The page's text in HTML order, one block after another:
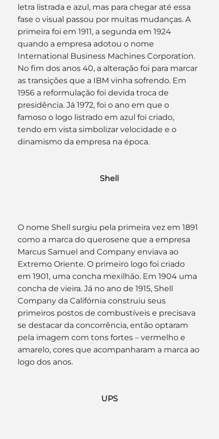
letra listrada e azul, mas para chegar até essa
fase o visual passou por muitas mudanças. A
primeira foi em 1911, a segunda em 1924
quando a empresa adotou o nome
International Business Machines Corporation.
No fim dos anos 40, a alteração foi para marcar
as transições que a IBM vinha sofrendo. Em
1956 a reformulação foi devida troca de
presidência. Já 1972, foi o ano em que o
famoso o logo listrado em azul foi criado,
tendo em vista simbolizar velocidade e o
dinamismo da empresa na época.
Shell
O nome Shell surgiu pela primeira vez em 1891
como a marca do querosene que a empresa
Marcus Samuel and Company enviava ao
Extremo Oriente. O primeiro logo foi criado
em 1901, uma concha mexilhão. Em 1904 uma
concha de vieira. Já no ano de 1915, Shell
Company da Califórnia construiu seus
primeiros postos de combustíveis e precisava
se destacar da concorrência, então optaram
pela imagem com tons fortes – vermelho e
amarelo, cores que acompanharam a marca ao
logo dos anos.
UPS